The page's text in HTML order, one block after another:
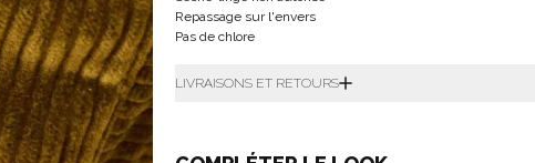
Repassage sur l'envers
Pas de chlore
LIVRAISONS ET RETOURS